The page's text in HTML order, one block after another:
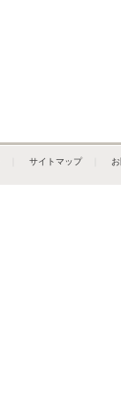
サイトマップ｜